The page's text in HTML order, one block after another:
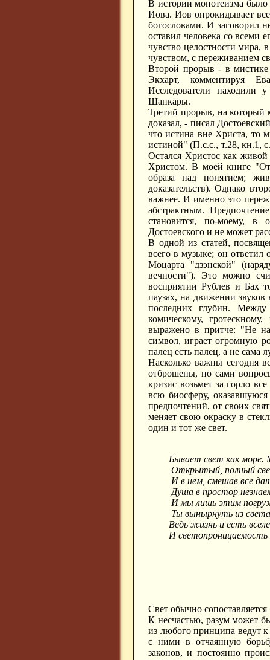
В истории монотеизма
Иова. Иов опрокидывает
богословами. И заговорил
оставил человека со всеми
чувство целостности мира,
чувством, с переживанием
Второй прорыв - в мистике
Экхарт, комментируя
Исследователи
Шанкары.
Третий прорыв, на который
доказал, - писал
что истина вне Христа, то
истиной" (П.с.с., т.28, кн.1,
Остался Христос как
Христом. В моей книге
образа над понятием;
доказательств). Однако
важнее. И именно это
абстрактным.
становится, по-моему, в
Достоевского и не может
В одной из статей,
всего в музыке; он
Моцарта "дзэнской"
вечности"). Это можно
восприятии Рублев и Бах
паузах, на движении звуков
последних глубин.
комическому,
выражено в притче: "Не
символ, играет огромную
палец есть палец, а не сама
Насколько важны сегодня
отброшены, но сами
кризис возьмет за горло
всю биосферу,
предпочтений, от своих
меняет свою окраску в
один и тот же свет.
Бывает свет как море.
Открытый, полный
И в нем, смешав все
Душа в простор
И мы лишь этим
Ты вынырнуть из
Ведь жизнь и есть
И
Свет обычно
К несчастью, разум может
из любого принципа ведут
с ними в отчаянную
законов, и постоянно